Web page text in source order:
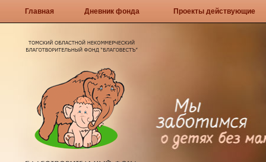
Главная Дневник фонда Проекты действующие